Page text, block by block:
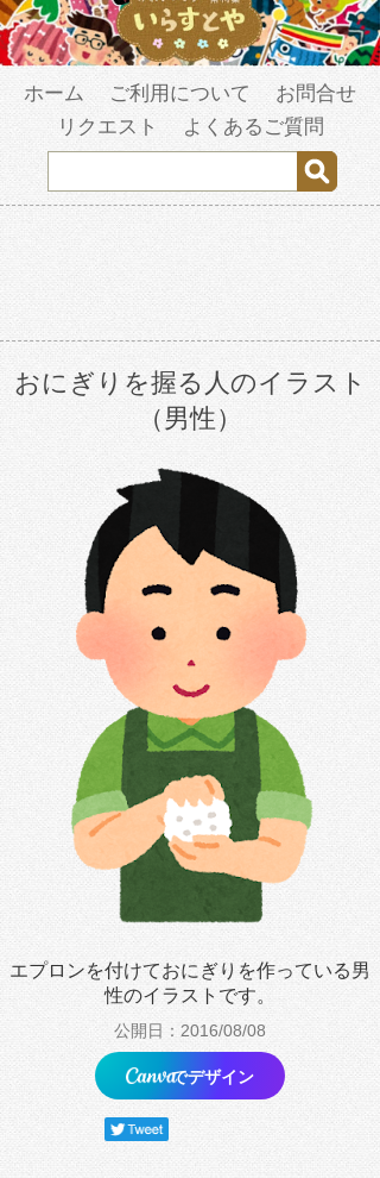
ホーム ご利用について
お問合せ
リクエスト
よくあるご質問
おにぎりを握る人のイラスト
（男性）
エプロンを付けておにぎりを作っている男
性のイラストです。
公開日：2016/08/08
でデザイン